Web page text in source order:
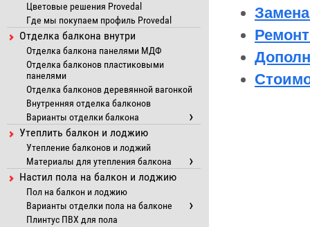
Цветовые решения Provedal
Где мы покупаем профиль Provedal
Отделка балкона внутри
Отделка балкона панелями МДФ
Отделка балконов пластиковыми
панелями
Отделка балконов деревянной вагонкой
Внутренняя отделка балконов
Варианты отделки балкона
Утеплить балкон и лоджию
Утепление балконов и лоджий
Материалы для утепления балкона
Настил пола на балкон и лоджию
Пол на балкон и лоджию
Варианты отделки пола на балконе
Плинтус ПВХ для пола